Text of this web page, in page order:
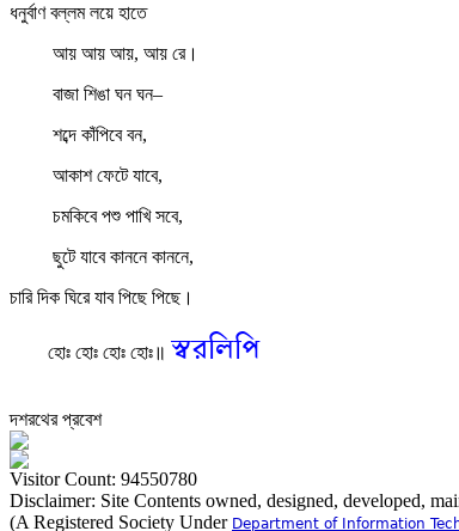
ধনুর্বাণ বল্লম লয়ে হাতে
আয় আয় আয়, আয় রে।
বাজা শিঙা ঘন ঘন–
শব্দে কাঁপিবে বন,
আকাশ ফেটে যাবে,
চমকিবে পশু পাখি সবে,
ছুটে যাবে কাননে কাননে,
চারি দিক ঘিরে যাব পিছে পিছে।
হোঃ হোঃ হোঃ হোঃ॥ স্বরলিপি
দশরথের প্রবেশ
Visitor Count: 94550780
Disclaimer: Site Contents owned, designed, developed,
(A Registered Society Under Department of Information